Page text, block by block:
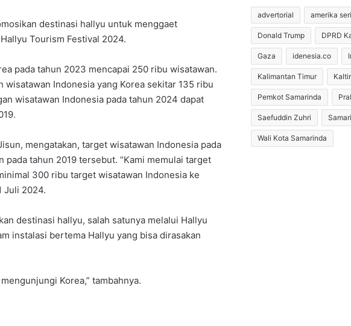
destinasi hallyu untuk menggaet
Tourism Festival 2024.
pada tahun 2023 mencapai 250 ribu wisatawan.
Indonesia yang Korea sekitar 135 ribu
wisatawan Indonesia pada tahun 2024 dapat
mengatakan, target wisatawan Indonesia pada
tahun 2019 tersebut. “Kami memulai target
300 ribu target wisatawan Indonesia ke
Juli 2024.
destinasi hallyu, salah satunya melalui Hallyu
instalasi bertema Hallyu yang bisa dirasakan
Korea,” tambahnya.
advertorial amerika
Donald Trump DPRD
Gaza idenesia.co
Kalimantan Timur
Pemkot Samarinda
Saefuddin Zuhri
Wali Kota Samarinda